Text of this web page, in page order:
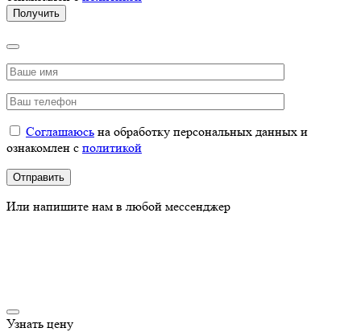
Соглашаюсь на обработку персональных данных и
ознакомлен с политикой
Или напишите нам в любой мессенджер
Узнать цену